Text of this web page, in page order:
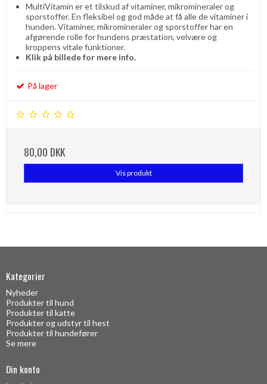
MultiVitamin er et tilskud af vitaminer, mikromineraler og
sporstoffer. En fleksibel og god måde at få alle de vitaminer i
hunden. Vitaminer, mikromineraler og sporstoffer har en
afgørende rolle for hundens præstation, velvære og
kroppens vitale funktioner.
Klik på billede for mere info.
På lager
80,00 DKK
Vis produkt
Kategorier
Nyheder
Produkter til hund
Produkter til katte
Produkter og udstyr til hest
Produkter til hundefører
Se mere
Din konto